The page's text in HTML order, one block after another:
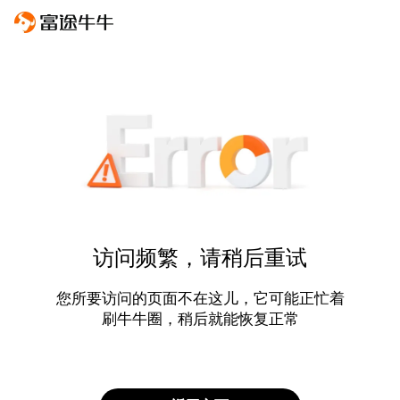
访问频繁，请稍后重试
您所要访问的页面不在这儿，它可能正忙着
刷牛牛圈，稍后就能恢复正常